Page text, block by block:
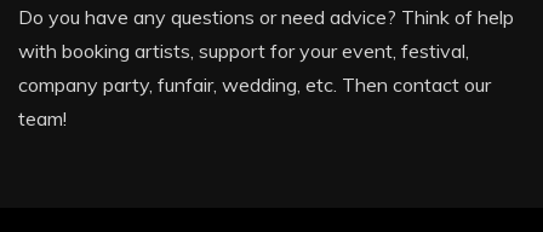
Do you have any questions or need advice? Think of help
with booking artists, support for your event, festival,
company party, funfair, wedding, etc. Then contact our
team!